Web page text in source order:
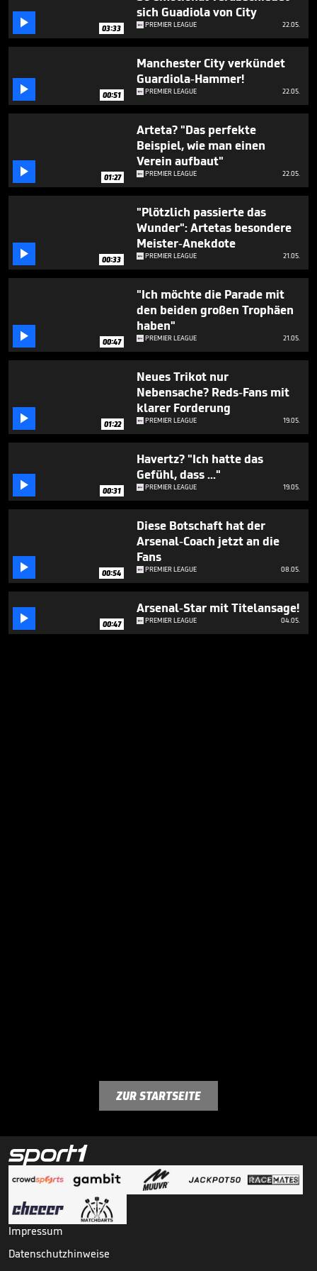
seconds
 03:33
sich Guadiola von City
PREMIER LEAGUE 22.05.
 00:51
Manchester City verkündet
Guardiola-Hammer!
PREMIER LEAGUE 22.05.
 01:27
Arteta? "Das perfekte
Beispiel, wie man einen
Verein aufbaut"
PREMIER LEAGUE 22.05.
 00:33
"Plötzlich passierte das
Wunder": Artetas besondere
Meister-Anekdote
PREMIER LEAGUE 21.05.
 00:47
"Ich möchte die Parade mit
den beiden großen Trophäen
haben"
PREMIER LEAGUE 21.05.
 01:22
Neues Trikot nur
Nebensache? Reds-Fans mit
klarer Forderung
PREMIER LEAGUE 19.05.
 00:31
Havertz? "Ich hatte das
Gefühl, dass ..."
PREMIER LEAGUE 19.05.
 00:54
Diese Botschaft hat der
Arsenal-Coach jetzt an die
Fans
PREMIER LEAGUE 08.05.
 00:47
Arsenal-Star mit Titelansage!
PREMIER LEAGUE 04.05.
ZUR STARTSEITE
Impressum
Datenschutzhinweise